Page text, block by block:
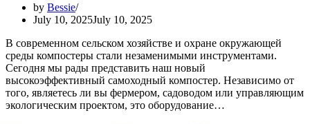
by Bessie
July 10, 2025July 10, 2025
В современном сельском хозяйстве и охране окружающей
среды компостеры стали незаменимыми инструментами.
Сегодня мы рады представить наш новый
высокоэффективный самоходный компостер. Независимо от
того, являетесь ли вы фермером, садоводом или управляющим
экологическим проектом, это оборудование…